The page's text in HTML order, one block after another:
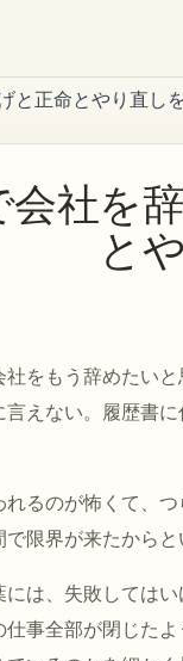
と正命とやり直し
会社を
と
社をもう辞めたい
言えない。履歴書
れるのが怖くて、
限界が来たから
には、失敗しては
仕事全部が閉じた